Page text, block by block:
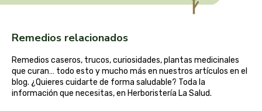
Remedios relacionados
Remedios caseros, trucos, curiosidades, plantas medicinales
que curan… todo esto y mucho más en nuestros artículos en el
blog. ¿Quieres cuidarte de forma saludable? Toda la
información que necesitas, en Herboristería La Salud.
casa ibañez
castagno
catalysis